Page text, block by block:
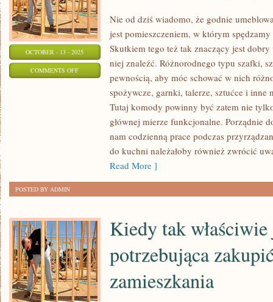
OCTOBER - 13 - 2025
COMMENTS OFFON
ZASTANAWIAMY
WYBOREM
Nie od dziś wiadomo, że godnie
jest pomieszczeniem, w którym
Skutkiem tego też tak znaczący jest
niej znaleźć. Różnorodnego typu szafki,
pewnością, aby móc schować w nich
spożywcze, garnki, talerze, sztućce i
Tutaj komody powinny być zatem nie
głównej mierze funkcjonalne. Porządnie
nam codzienną prace podczas
do kuchni należałoby również zwrócić
Read More ]
POSTED BY ADMIN
Kiedy tak
potrzebująca
zamieszkania